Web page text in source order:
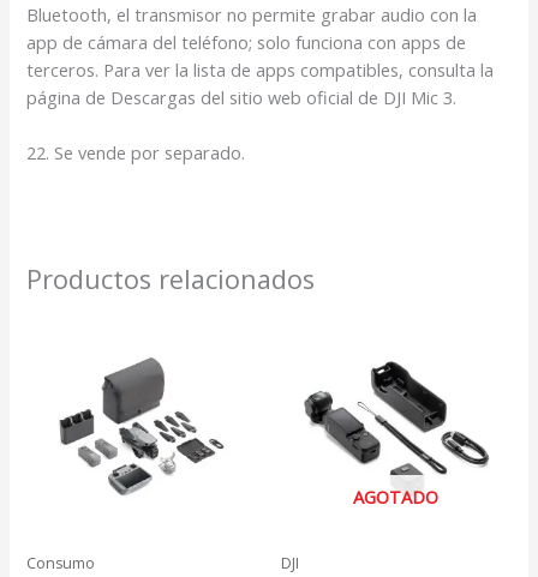
Bluetooth, el transmisor no permite grabar audio con la
app de cámara del teléfono; solo funciona con apps de
terceros. Para ver la lista de apps compatibles, consulta la
página de Descargas del sitio web oficial de DJI Mic 3.
22. Se vende por separado.
Productos relacionados
Consumo
AGOTADO
DJI